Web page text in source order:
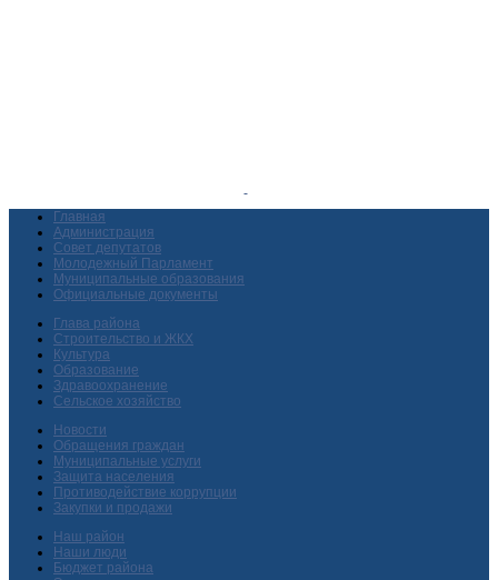
Главная
Администрация
Совет депутатов
Молодежный Парламент
Муниципальные образования
Официальные документы
Глава района
Строительство и ЖКХ
Культура
Образование
Здравоохранение
Сельское хозяйство
Новости
Обращения граждан
Муниципальные услуги
Защита населения
Противодействие коррупции
Закупки и продажи
Наш район
Наши люди
Бюджет района